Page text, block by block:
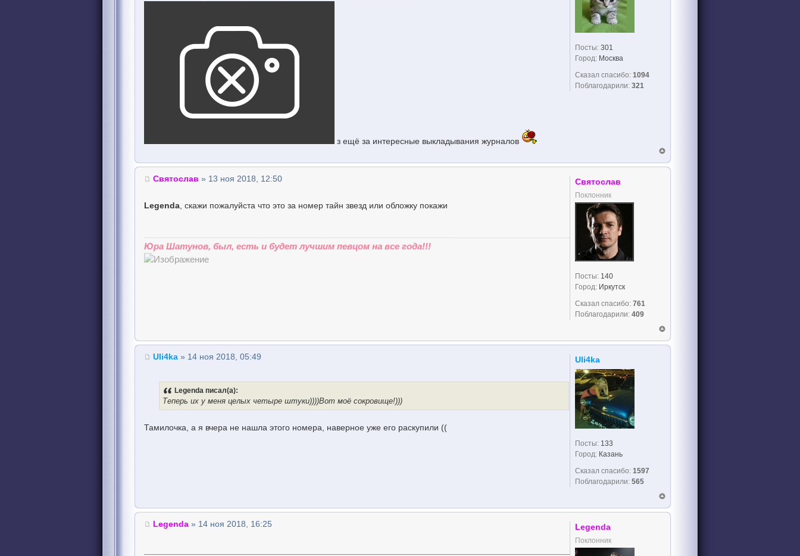
з ещё за интересные выкладывания журналов
Посты: 301
Город: Москва
Сказал спасибо: 1094
Поблагодарили: 321
Святослав » 13 ноя 2018, 12:50
Legenda, скажи пожалуйста что это за номер тайн звезд или обложку покажи
Юра Шатунов, был, есть и будет лучшим певцом на все года!!!
Святослав
Поклонник
Посты: 140
Город: Иркутск
Сказал спасибо: 761
Поблагодарили: 409
Uli4ka » 14 ноя 2018, 05:49
Legenda писал(а):
Теперь их у меня целых четыре штуки))))Вот моё сокровище!)))
Тамилочка, а я вчера не нашла этого номера, наверное уже его раскупили ((
Uli4ka
Посты: 133
Город: Казань
Сказал спасибо: 1597
Поблагодарили: 565
Legenda » 14 ноя 2018, 16:25 Legenda
Поклонник